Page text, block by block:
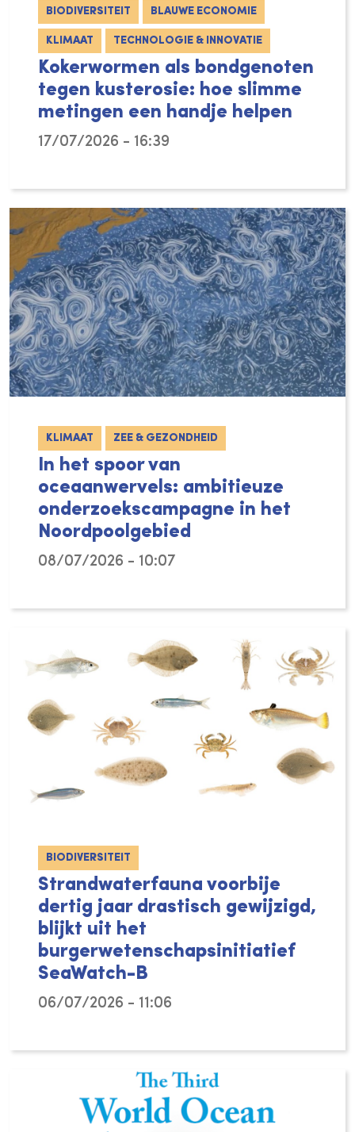
BIODIVERSITEIT BLAUWE ECONOMIE
KLIMAAT TECHNOLOGIE & INNOVATIE
Kokerwormen als bondgenoten
tegen kusterosie: hoe slimme
metingen een handje helpen
17/07/2026 - 16:39
KLIMAAT ZEE & GEZONDHEID
In het spoor van
oceaanwervels: ambitieuze
onderzoekscampagne in het
Noordpoolgebied
08/07/2026 - 10:07
BIODIVERSITEIT
Strandwaterfauna voorbije
dertig jaar drastisch gewijzigd,
blijkt uit het
burgerwetenschapsinitiatief
SeaWatch-B
06/07/2026 - 11:06